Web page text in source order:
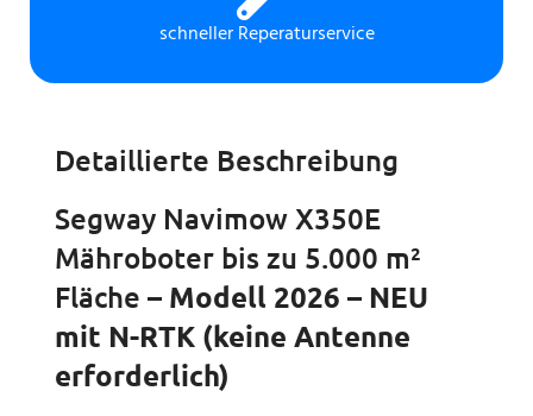
schneller Reperaturservice
Detaillierte Beschreibung
Segway Navimow X350E
Mähroboter bis zu 5.000 m²
Fläche – Modell 2026 – NEU
mit N-RTK (keine Antenne
erforderlich)